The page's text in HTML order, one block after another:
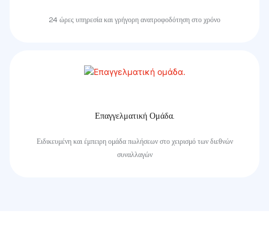
24 ώρες υπηρεσία και γρήγορη ανατροφοδότηση στο χρόνο
Επαγγελματική Ομάδα.
Ειδικευμένη και έμπειρη ομάδα πωλήσεων στο χειρισμό των διεθνών
συναλλαγών